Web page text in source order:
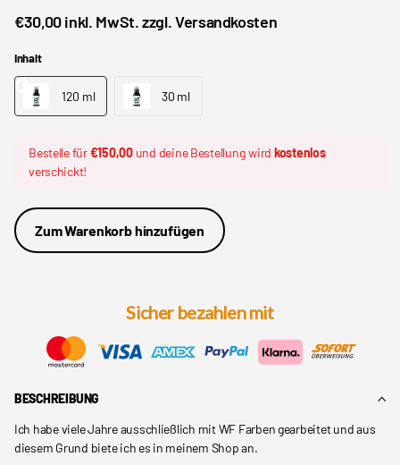
€30,00 inkl. MwSt. zzgl. Versandkosten
Inhalt
120 ml 30 ml
Bestelle für€150,00und deine Bestellung wird kostenlos
verschickt!
Zum Warenkorb hinzufügen
Sicher bezahlen mit
BESCHREIBUNG
Ich habe viele Jahre ausschließlich mit WF Farben gearbeitet und aus
diesem Grund biete ich es in meinem Shop an.